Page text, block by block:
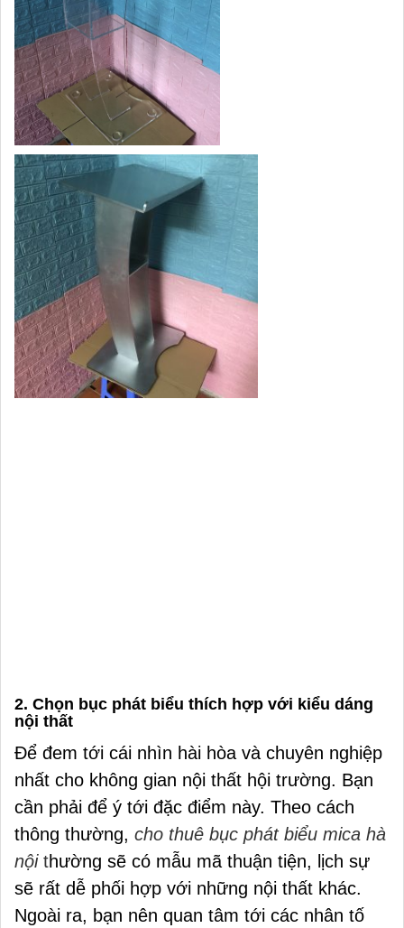
2. Chọn bục phát biểu thích hợp với kiểu dáng
nội thất
Để đem tới cái nhìn hài hòa và chuyên nghiệp
nhất cho không gian nội thất hội trường. Bạn
cần phải để ý tới đặc điểm này. Theo cách
thông thường, cho thuê bục phát biểu mica hà
nộithường sẽ có mẫu mã thuận tiện, lịch sự
sẽ rất dễ phối hợp với những nội thất khác.
Ngoài ra, bạn nên quan tâm tới các nhân tố